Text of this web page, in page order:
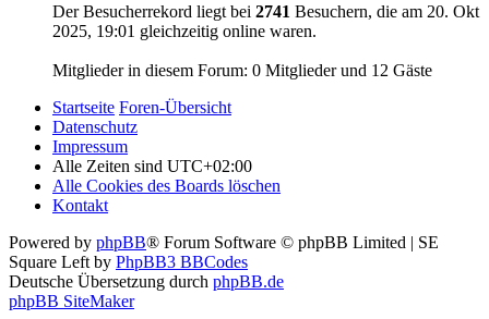
Der Besucherrekord liegt bei 2741 Besuchern, die am 20. Okt
2025, 19:01 gleichzeitig online waren.
Mitglieder in diesem Forum: 0 Mitglieder und 12 Gäste
Startseite Foren-Übersicht
Datenschutz
Impressum
Alle Zeiten sind UTC+02:00
Alle Cookies des Boards löschen
Kontakt
Powered by phpBB® Forum Software © phpBB Limited | SE
Square Left by PhpBB3 BBCodes
Deutsche Übersetzung durch phpBB.de
phpBB SiteMaker